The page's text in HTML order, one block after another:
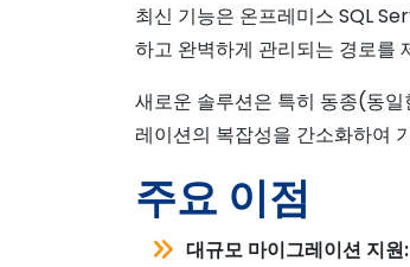
최신 기능은 온프레미스 SQL
하고 완벽하게 관리되는 경로를
새로운 솔루션은 특히 동종(동
레이션의 복잡성을 간소화하여
주요 이점
대규모 마이그레이션 지원: